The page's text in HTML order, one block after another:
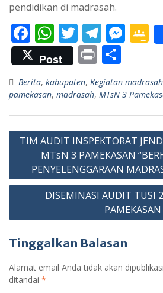
pendidikan di madrasah.
F
ac
e
b
o
o
k
W
h
at
s
A
p
p
T
w
itt
er
T
el
e
gr
a
m
M
e
n
g
er
G
o
e
o
o
Post
Pr
in
t ar
e
Berita, kabupaten, Kegiatan madrasah
pamekasan, madrasah, MTsN 3
Navigasi
TIM AUDIT INSPEKTORAT
MTsN 3 PAMEKASAN
PENYELENGGARAAN
DISEMINASI AUDIT TUSI
PAMEKASAN
Tinggalkan Balasan
Alamat email Anda tidak akan
ditandai *